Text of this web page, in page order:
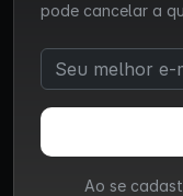
pode cancelar a
Ao se